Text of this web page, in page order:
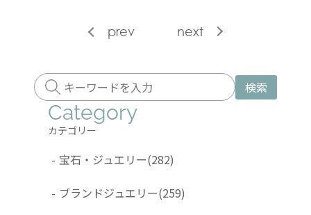
prev next
検索
Category
カテゴリー
- 宝石・ジュエリー(282)
- ブランドジュエリー(259)